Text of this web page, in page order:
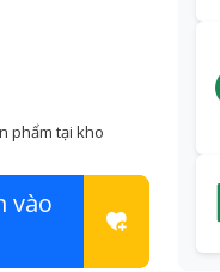
phẩm tại kho
vào